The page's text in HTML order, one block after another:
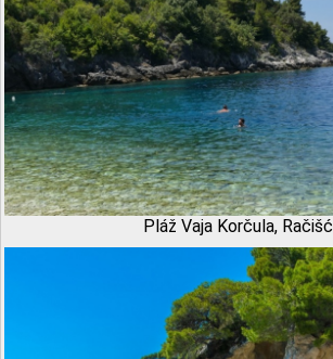
Pláž Vaja Korčula,